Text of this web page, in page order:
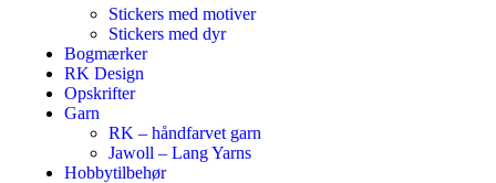
Stickers med motiver
Stickers med dyr
Bogmærker
RK Design
Opskrifter
Garn
RK – håndfarvet garn
Jawoll – Lang Yarns
Hobbytilbehør